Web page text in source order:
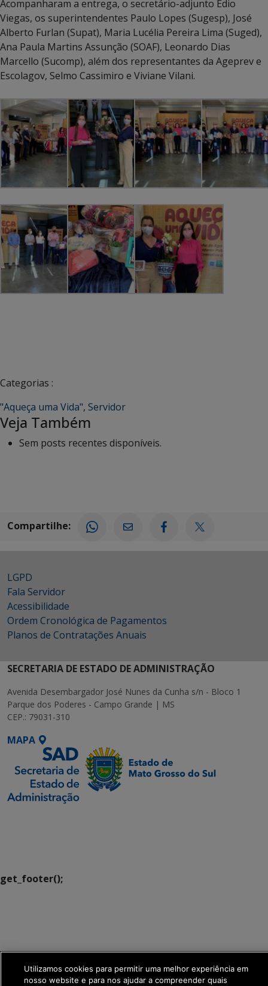
Acompanharam a entrega, o secretário-adjunto Édio
Viegas, os superintendentes Paulo Lopes (Sugesp), José
Alberto Furlan (Supat), Maria Lucélia Pereira Lima (Suged),
Ana Paula Martins Assunção (SOAF), Leonardo Dias
Marcello (Sucomp), além dos representantes da Ageprev e
Escolagov, Selmo Cassimiro e Viviane Vilani.
Categorias :
"Aqueça uma Vida", Servidor
Veja Também
Sem posts recentes disponíveis.
Compartilhe:
LGPD
Fala Servidor
Acessibilidade
Ordem Cronológica de Pagamentos
Planos de Contratações Anuais
SECRETARIA DE ESTADO DE ADMINISTRAÇÃO
Avenida Desembargador José Nunes da Cunha s/n - Bloco 1
Parque dos Poderes - Campo Grande | MS
CEP.: 79031-310
MAPA
get_footer();
Utilizamos cookies para permitir uma melhor experiência em
nosso website e para nos ajudar a compreender quais